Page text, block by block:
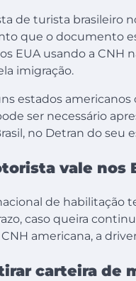
de turista brasileiro
que o documento
EUA usando a CNH
imigração.
estados
ser necessário
no Detran do seu
vale nos
de habilitação
caso queira
americana, a
carteira de